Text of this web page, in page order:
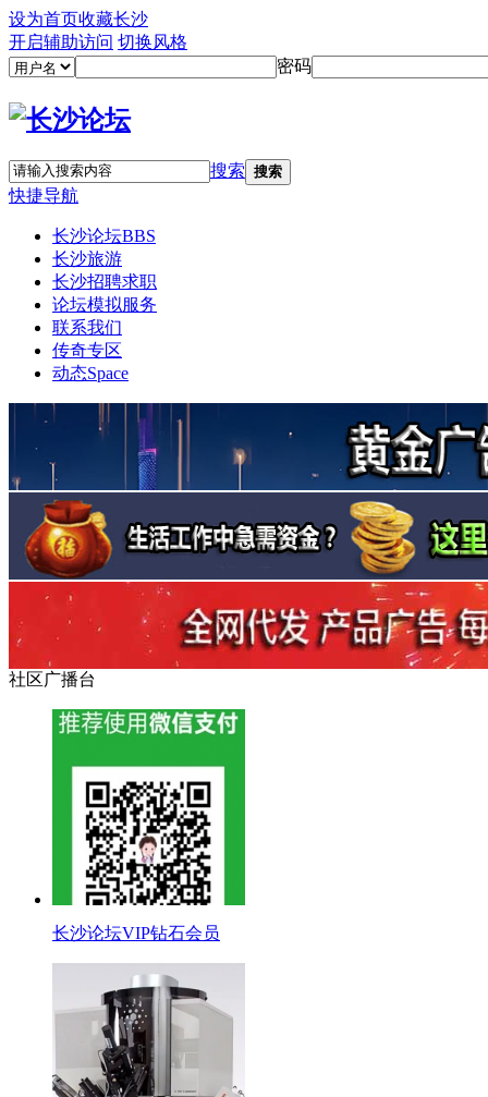
设为首页收藏长沙
开启辅助访问 切换风格
密码
搜索 搜索
快捷导航
长沙论坛BBS
长沙旅游
长沙招聘求职
论坛模拟服务
联系我们
传奇专区
动态Space
社区广播台
长沙论坛VIP钻石会员